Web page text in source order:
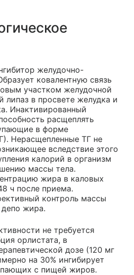
желудочно-
ковалентную связь
участком желудочной
липаз в просвете желудка и
Инактивированный
расщеплять
в форме
Нерасщепленные ТГ не
вследствие этого
калорий в организм
массы тела.
жира в каловых
ч после приема.
контроль массы
жира.
не требуется
орлистата, в
дозе (120 мг
на 30% ингибирует
с пищей жиров.